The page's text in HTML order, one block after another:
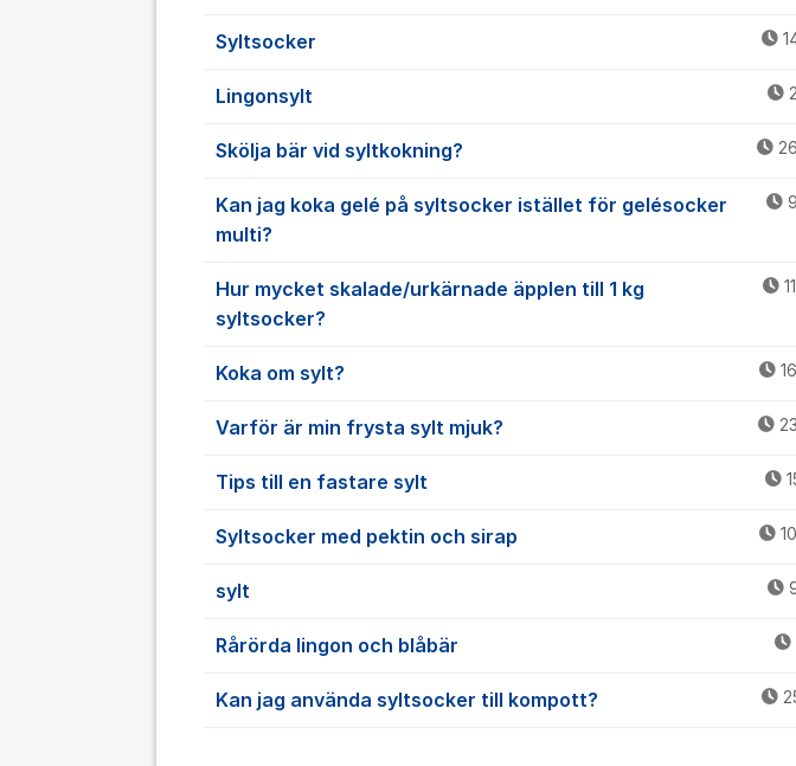
Syltsocker
Lingonsylt
Skölja bär vid syltkokning?
Kan jag koka gelé på syltsocker istället för gelésocker
multi?
Hur mycket skalade/urkärnade äpplen till 1 kg
syltsocker?
Koka om sylt?
Varför är min frysta sylt mjuk?
Tips till en fastare sylt
Syltsocker med pektin och sirap
sylt
Rårörda lingon och blåbär
Kan jag använda syltsocker till kompott?